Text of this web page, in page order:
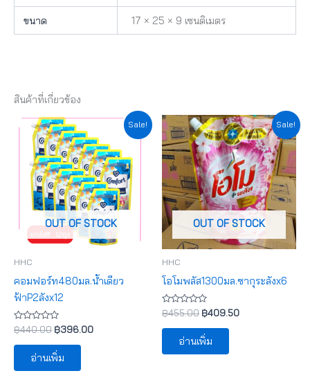
ขนาด 17 × 25 × 9 เซนติเมตร
สินค้าที่เกี่ยวข้อง
Sale!
OUT OF STOCK
HHC
คอมฟอร์ท480มล.น้ำเดียว
ฟ้าP2ลังx12
ให้
คะแนน
0
5
฿440.00
Original
price
was:
฿440.00.
฿396.00
Current
is:
฿396.00.
อ่านเพิ่ม
Sale!
OUT OF STOCK
HHC
โอโมพลัส1300มล.ซากุระลังx6
ให้
คะแนน
0
5
฿455.00
Original
price
was:
฿455.00.
฿409.50
Current
price
is:
฿409.50.
อ่านเพิ่ม